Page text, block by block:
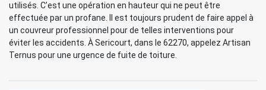
utilisés. C’est une opération en hauteur qui ne peut être
effectuée par un profane. Il est toujours prudent de faire appel à
un couvreur professionnel pour de telles interventions pour
éviter les accidents. À Sericourt, dans le 62270, appelez Artisan
Ternus pour une urgence de fuite de toiture.